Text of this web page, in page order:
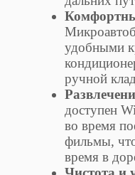
удобными
ручной
доступен
во время
фильмы,
время в